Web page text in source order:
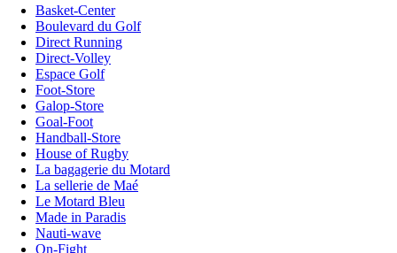
Basket-Center
Boulevard du Golf
Direct Running
Direct-Volley
Espace Golf
Foot-Store
Galop-Store
Goal-Foot
Handball-Store
House of Rugby
La bagagerie du Motard
La sellerie de Maé
Le Motard Bleu
Made in Paradis
Nauti-wave
On-Fight